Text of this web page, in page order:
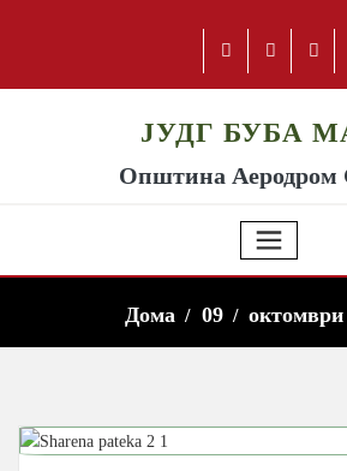
ЈУДГ БУБА
Општина Аеродром
Дома 09 октомври